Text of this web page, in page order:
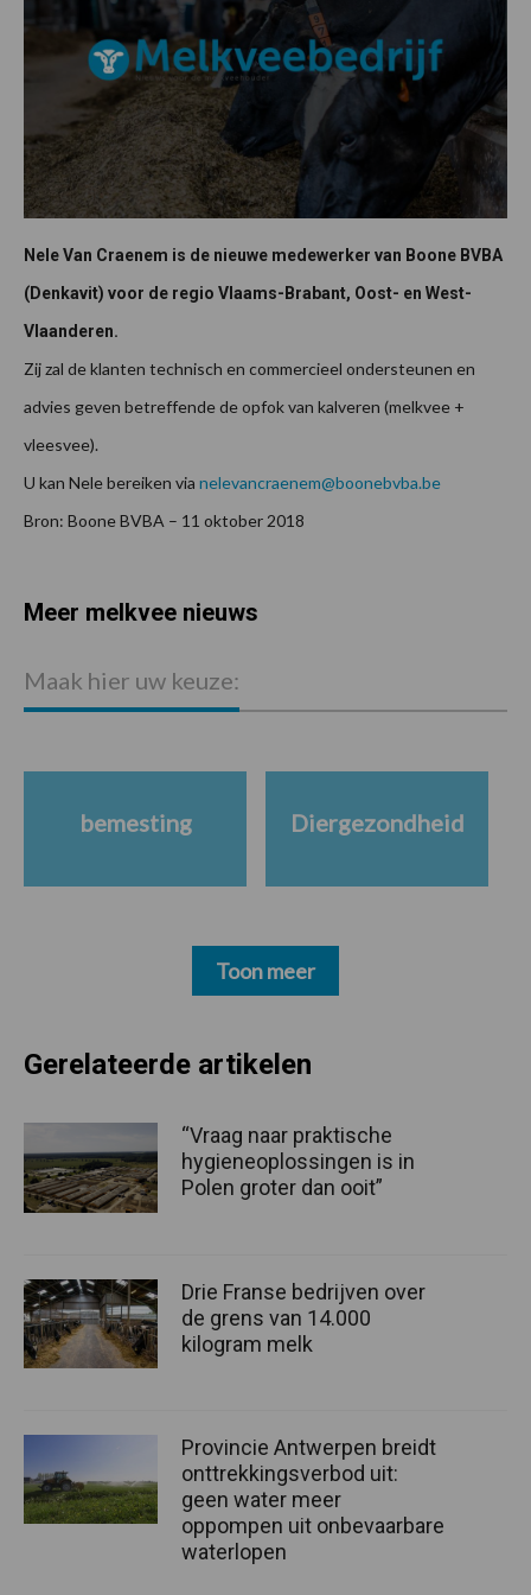
Nele Van Craenem is de nieuwe medewerker van Boone BVBA
(Denkavit) voor de regio Vlaams-Brabant, Oost- en West-
Vlaanderen.
Zij zal de klanten technisch en commercieel ondersteunen en
advies geven betreffende de opfok van kalveren (melkvee +
vleesvee).
U kan Nele bereiken via nelevancraenem@boonebvba.be
Bron: Boone BVBA – 11 oktober 2018
Meer melkvee nieuws
Maak hier uw keuze:
bemesting Diergezondheid
Toon meer
Gerelateerde artikelen
“Vraag naar praktische
hygieneoplossingen is in
Polen groter dan ooit”
Drie Franse bedrijven over
de grens van 14.000
kilogram melk
Provincie Antwerpen breidt
onttrekkingsverbod uit:
geen water meer
oppompen uit onbevaarbare
waterlopen